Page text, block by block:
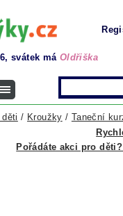
svátek má Oldřiška
/ Kroužky / Taneční
Pořádáte akci pro